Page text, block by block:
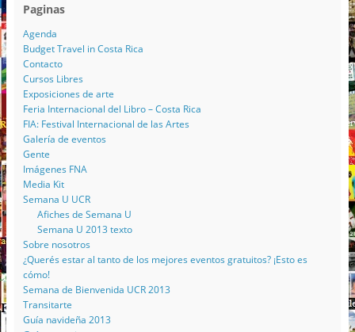
Paginas
Agenda
Budget Travel in Costa Rica
Contacto
Cursos Libres
Exposiciones de arte
Feria Internacional del Libro – Costa Rica
FIA: Festival Internacional de las Artes
Galería de eventos
Gente
Imágenes FNA
Media Kit
Semana U UCR
Afiches de Semana U
Semana U 2013 texto
Sobre nosotros
¿Querés estar al tanto de los mejores eventos gratuitos? ¡Esto es
cómo!
Semana de Bienvenida UCR 2013
Transitarte
Guía navideña 2013